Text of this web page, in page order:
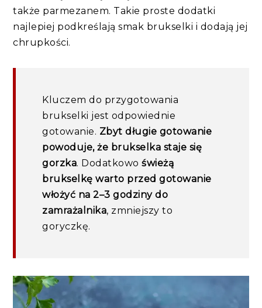
także parmezanem. Takie proste dodatki
najlepiej podkreślają smak brukselki i dodają jej
chrupkości.
Kluczem do przygotowania
brukselki jest odpowiednie
gotowanie. Zbyt długie gotowanie
powoduje, że brukselka staje się
gorzka. Dodatkowoświeżą
brukselkę warto przed gotowanie
włożyć na 2–3 godziny do
zamrażalnika, zmniejszy to
goryczkę.